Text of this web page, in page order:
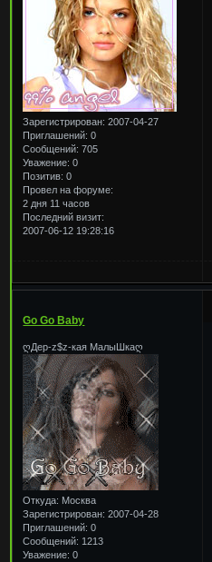
Зарегистрирован: 2007-04-27
Приглашений: 0
Сообщений: 705
Уважение: 0
Позитив: 0
Провел на форуме:
2 дня 11 часов
Последний визит:
2007-06-12 19:28:16
Go Go Baby
ღДер-z$z-кая МалыШкаღ
Откуда: Москва
Зарегистрирован: 2007-04-28
Приглашений: 0
Сообщений: 1213
Уважение: 0